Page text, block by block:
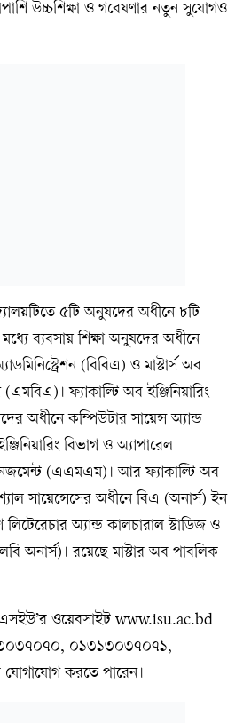
উচ্চশিক্ষা ও গবেষণার নতুন সুযোগও
৫টি অনুষদের অধীনে ৮টি
ব্যবসায় শিক্ষা অনুষদের অধীনে
(বিবিএ) ও মাস্টার্স অব
(এমবিএ)। ফ্যাকাল্টি অব ইঞ্জিনিয়ারিং
অধীনে কম্পিউটার সায়েন্স অ্যান্ড
বিভাগ ও অ্যাপারেল
(এএমএম)। আর ফ্যাকাল্টি অব
সায়েন্সেসের অধীনে বিএ (অনার্স) ইন
অ্যান্ড কালচারাল স্টাডিজ ও
অনার্স)। রয়েছে মাস্টার অব পাবলিক
ওয়েবসাইট www.isu.ac.bd
০১৩১৩০৩৭০৭১,
করতে পারেন।